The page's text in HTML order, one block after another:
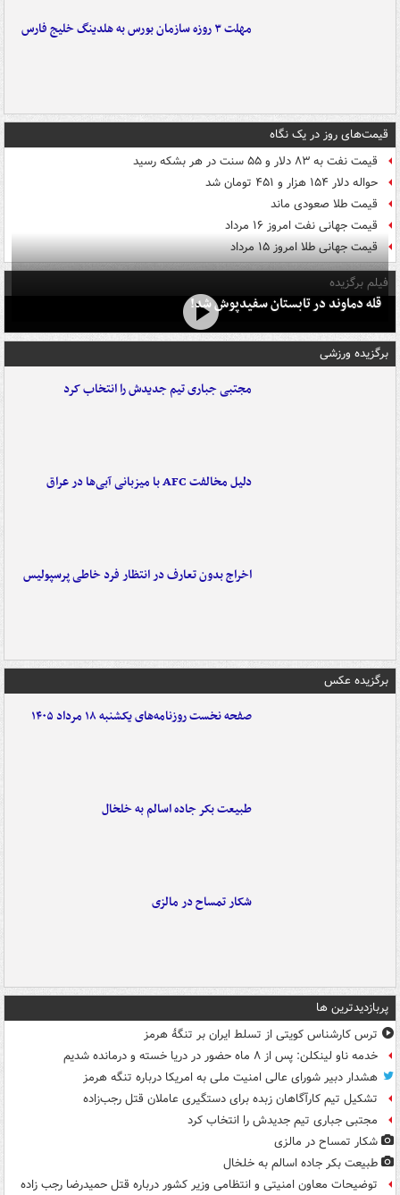
مهلت ۳ روزه سازمان بورس به هلدینگ خلیج فارس
قیمت‌های روز در یک نگاه
قیمت نفت به ۸۳ دلار و ۵۵ سنت در هر بشکه رسید
حواله دلار ۱۵۴ هزار و ۴۵۱ تومان شد
قیمت طلا صعودی ماند
قیمت جهانی نفت امروز ۱۶ مرداد
قیمت جهانی طلا امروز ۱۵ مرداد
فیلم برگزیده
قله دماوند در تابستان سفیدپوش شد!
برگزیده ورزشی
مجتبی جباری تیم جدیدش را انتخاب کرد
دلیل مخالفت AFC با میزبانی آبی‌ها در عراق
اخراج بدون تعارف در انتظار فرد خاطی پرسپولیس
برگزیده عکس
صفحه نخست روزنامه‌های یکشنبه ۱۸ مرداد ۱۴۰۵
طبیعت بکر جاده اسالم به خلخال
شکار تمساح در مالزی
پربازدیدترین ها
ترس کارشناس کویتی از تسلط ایران بر تنگۀ هرمز
خدمه ناو لینکلن: پس از ۸ ماه حضور در دریا خسته و درمانده‌ شدیم
هشدار دبیر شورای عالی امنیت ملی به امریکا درباره تنگه هرمز
تشکیل تیم کارآگاهان زبده برای دستگیری عاملان قتل رجب‌زاده
مجتبی جباری تیم جدیدش را انتخاب کرد
شکار تمساح در مالزی
طبیعت بکر جاده اسالم به خلخال
توضیحات معاون امنیتی و انتظامی وزیر کشور درباره قتل حمیدرضا رجب زاده